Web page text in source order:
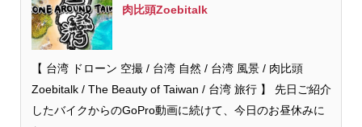
肉比頭Zoebitalk
【 台湾 ドローン 空撮 / 台湾 自然 / 台湾 風景 / 肉比頭
Zoebitalk / The Beauty of Taiwan / 台湾 旅行 】 先日ご紹介
したバイクからのGoPro動画に続けて、今日のお昼休みに